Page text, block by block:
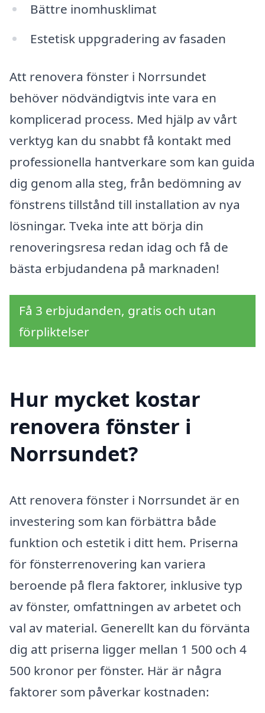
Bättre inomhusklimat
Estetisk uppgradering av fasaden
Att renovera fönster i Norrsundet
behöver nödvändigtvis inte vara en
komplicerad process. Med hjälp av vårt
verktyg kan du snabbt få kontakt med
professionella hantverkare som kan guida
dig genom alla steg, från bedömning av
fönstrens tillstånd till installation av nya
lösningar. Tveka inte att börja din
renoveringsresa redan idag och få de
bästa erbjudandena på marknaden!
Få 3 erbjudanden, gratis och utan
förpliktelser
Hur mycket kostar
renovera fönster i
Norrsundet?
Att renovera fönster i Norrsundet är en
investering som kan förbättra både
funktion och estetik i ditt hem. Priserna
för fönsterrenovering kan variera
beroende på flera faktorer, inklusive typ
av fönster, omfattningen av arbetet och
val av material. Generellt kan du förvänta
dig att priserna ligger mellan 1 500 och 4
500 kronor per fönster. Här är några
faktorer som påverkar kostnaden: